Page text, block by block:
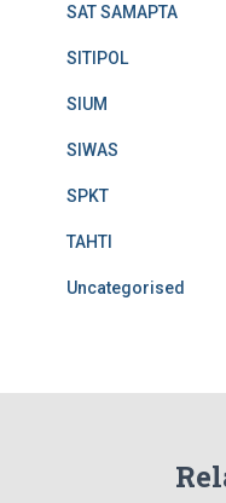
SAT SAMAPTA
SITIPOL
SIUM
SIWAS
SPKT
TAHTI
Uncategorised